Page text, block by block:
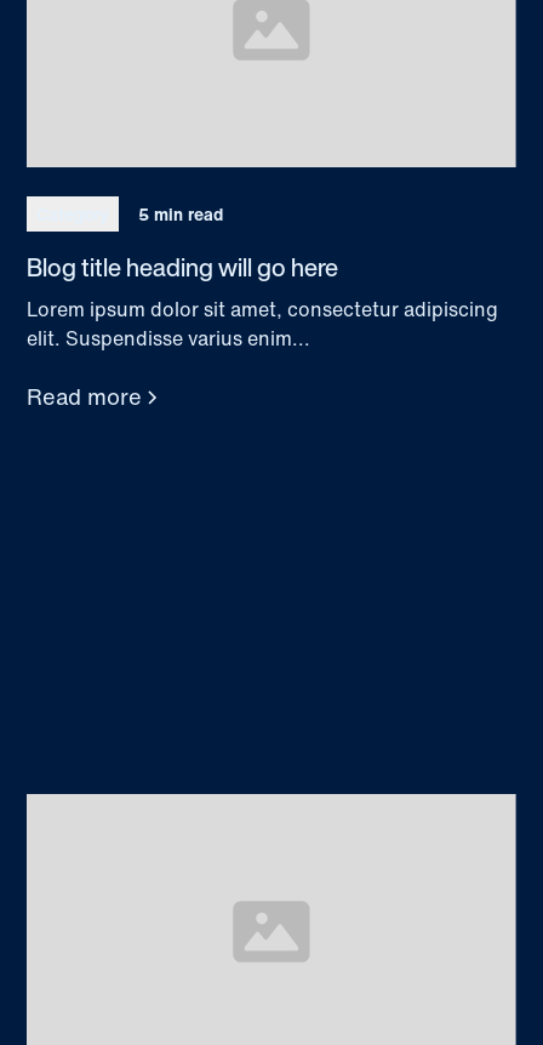
5 min read
Blog title heading will go here
Lorem ipsum dolor sit amet, consectetur adipiscing
elit. Suspendisse varius enim...
Read more